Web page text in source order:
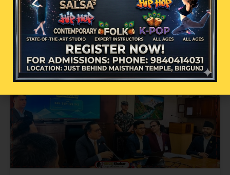
अव्यवस्थित इन्टरनेट तार व्यवस्थापनमा वीरगन्ज
महानगरको कडा कदम: सोमबार पुनः बृहत्
छलफल हुने